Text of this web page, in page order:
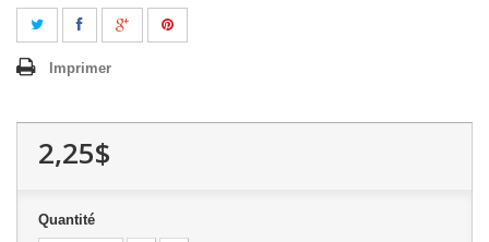
Imprimer
2,25$
Quantité